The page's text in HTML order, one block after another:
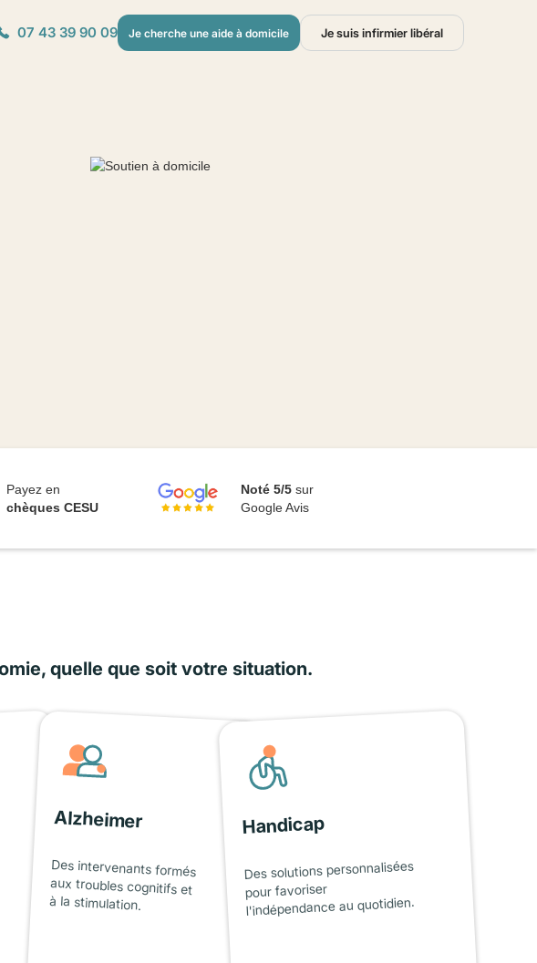
07 43 39 90 09 Je cherche une aide à domicile Je suis infirmier libéral
Payez en
chèques CESU
Noté 5/5sur
Google Avis
quelle que soit votre situation.
Alzheimer
Des intervenants formés
aux troubles cognitifs et
à la stimulation.
Handicap
Des solutions personnalisées
pour favoriser
l'indépendance au quotidien.